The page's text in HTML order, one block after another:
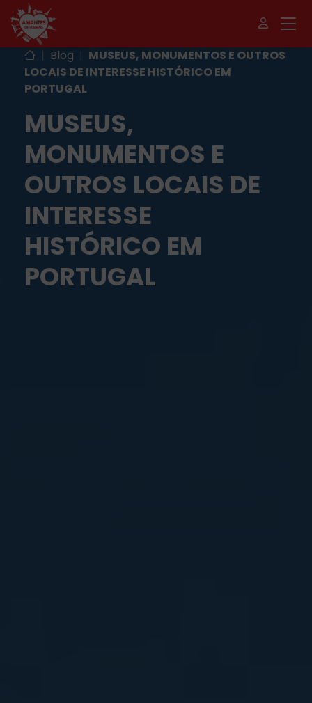
| Blog | MUSEUS, MONUMENTOS E OUTROS
LOCAIS DE INTERESSE HISTÓRICO EM
PORTUGAL
MUSEUS,
MONUMENTOS E
OUTROS LOCAIS DE
INTERESSE
HISTÓRICO EM
PORTUGAL